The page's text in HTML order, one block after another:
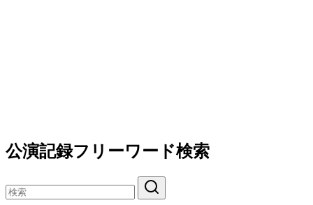
公演記録フリーワード検索